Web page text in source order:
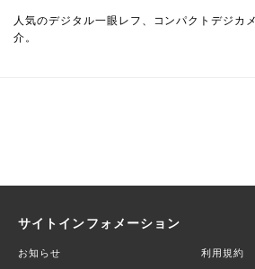
人気のデジタル一眼レフ、コンパクトデジカ
介。
サイトインフォメーション
お知らせ 利用規約